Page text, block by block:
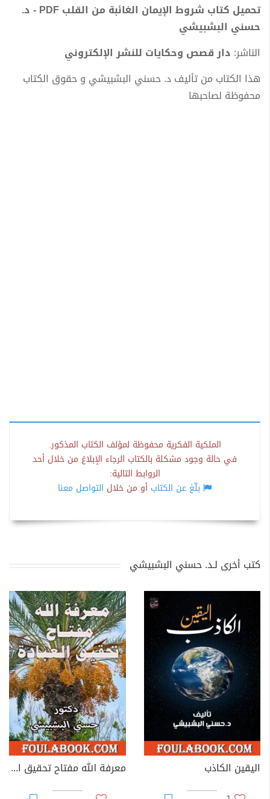
تحميل كتاب شروط الإيمان الغائبة من القلب PDF - د.
حسني البشبيشي
الناشر: دار قصص وحكايات للنشر الإلكتروني
هذا الكتاب من تأليف د. حسني البشبيشي و حقوق الكتاب
محفوظة لصاحبها
الملكية الفكرية محفوظة لمؤلف الكتاب المذكور.
في حالة وجود مشكلة بالكتاب الرجاء الإبلاغ من خلال أحد
الروابط التالية:
بلّغ عن الكتاب أو من خلال التواصل معنا
كتب أخرى لـد. حسني البشبيشي
اليقين الكاذب
معرفة الله مفتاح تحقيق العبادة